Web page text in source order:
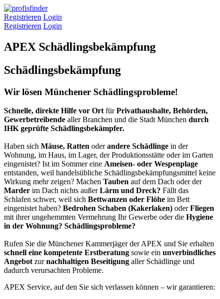
Registrieren Login
Registrieren Login
APEX Schädlingsbekämpfung
Schädlingsbekämpfung
Wir lösen Münchener Schädlingsprobleme!
Schnelle, direkte Hilfe vor OrtfürPrivathaushalte, Behörden,
Gewerbetreibende aller Branchen und die Stadt München durch
IHK geprüfte Schädlingsbekämpfer.
Haben sich Mäuse, Ratten oderandere Schädlinge in der
Wohnung, im Haus, im Lager, der Produktionsstätte oder im Garten
eingenistet? Ist im Sommer eine Ameisen- oder Wespenplage
entstanden, weil handelsübliche Schädlingsbekämpfungsmittel keine
Wirkung mehr zeigen? Machen Tauben auf dem Dach oder der
Marder im Dach nichts außerLärm und Dreck? Fällt das
Schlafen schwer, weil sich Bettwanzen oder Flöhe im Bett
eingenistet haben? Bedrohen Schaben (Kakerlaken) oderFliegen
mit ihrer ungehemmten Vermehrung Ihr Gewerbe oder die Hygiene
in der Wohnung? Schädlingsprobleme?
Rufen Sie die Münchener Kammerjäger der APEX und Sie erhalten
schnell eine kompetente Erstberatung sowie ein unverbindliches
Angebotzurnachhaltigen Beseitigung aller Schädlinge und
dadurch verursachten Probleme.
APEX Service, auf den Sie sich verlassen können – wir garantieren: